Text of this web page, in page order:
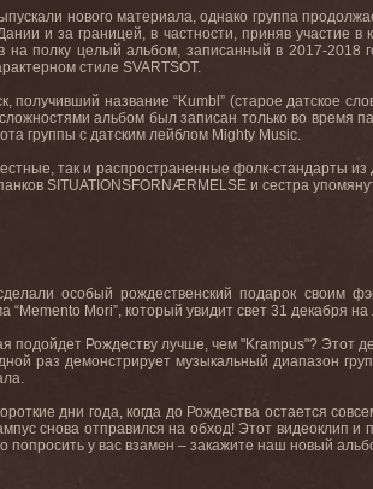
нового материала, однако группа
и за границей, в частности, приняв участие
на полку целый альбом, записанный в 2017-2018
стиле SVARTSOT.
получивший название “Kumbl” (старое датское
альбом был записан только во время
группы с датским лейблом Mighty Music.
так и распространенные фолк-стандарты
SITUATIONSFORNÆRMELSE и сестра
особый рождественский подарок своим
“Memento Mori”, который увидит свет 31 декабря на
подойдет Рождеству лучше, чем "Krampus"? Этот
раз демонстрирует музыкальный диапазон
дни года, когда до Рождества остается
снова отправился на обход! Этот видеоклип
попросить у вас взамен – закажите наш новый